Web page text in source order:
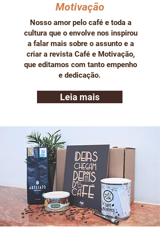
Motivação
Nosso amor pelo café e toda a
cultura que o envolve nos inspirou
a falar mais sobre o assunto e a
criar a revista Café e Motivação,
que editamos com tanto empenho
e dedicação.
Leia mais